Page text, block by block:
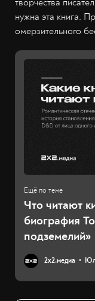
нужна эта книга.
омерзительного
Что читают
биография
подземелий»
2х2.медиа